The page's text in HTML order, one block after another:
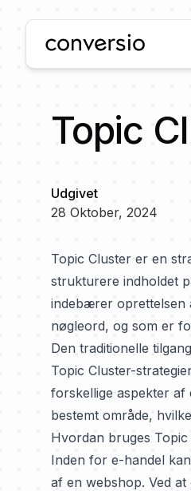
Conversio
Topic
Udgivet
28 Oktober, 2024
Topic Cluster er en
strukturere indholdet
indebærer oprettelsen
nøgleord, og som er
Den traditionelle
Topic Cluster-
forskellige aspekter af
bestemt område,
Hvordan bruges
Inden for e-handel
af en webshop. Ved